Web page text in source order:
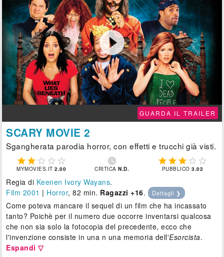

GUARDA IL TRAILER
SCARY MOVIE 2
Sgangherata parodia horror, con effetti e trucchi già visti.
    
MYMOVIES.IT2.00

CRITICAN.D.
    
PUBBLICO3.02
Regia di Keenen Ivory Wayans.
Film 2001 | Horror, 82 min. Ragazzi +16. Dettagli ❯
Come poteva mancare il sequel di un film che ha incassato
tanto? Poichè per il numero due occorre inventarsi qualcosa
che non sia solo la fotocopia del precedente, ecco che
l'invenzione consiste in una n una memoria dell'Esorcista.
Espandi ▽